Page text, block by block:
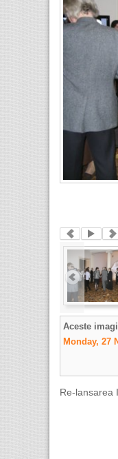
Aceste
Monday, 27
Re-lansarea